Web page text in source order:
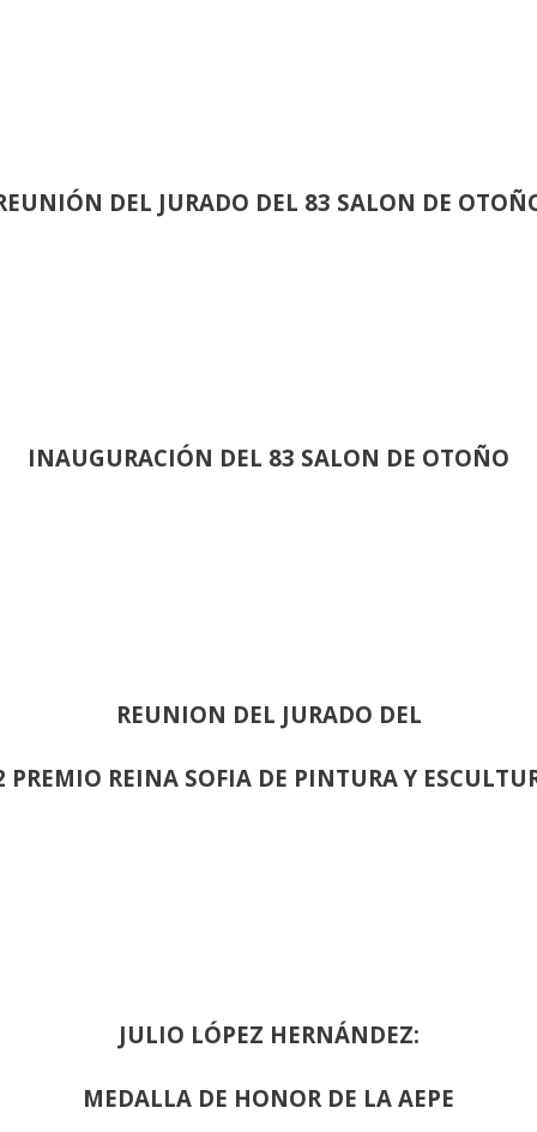
DEL JURADO DEL 83 SALON DE
INAUGURACIÓN DEL 83 SALON DE OTOÑO
REUNION DEL JURADO DEL
PREMIO REINA SOFIA DE PINTURA Y
JULIO LÓPEZ HERNÁNDEZ:
MEDALLA DE HONOR DE LA AEPE